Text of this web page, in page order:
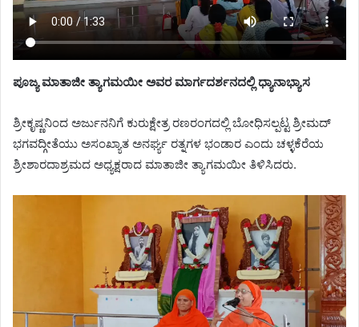
ಪೂಜ್ಯ ಮಾತಾಜೀ ತ್ಯಾಗಮಯೀ ಅವರ ಮಾರ್ಗದರ್ಶನದಲ್ಲಿ ಧ್ಯಾನಾಭ್ಯಾಸ
ಶ್ರೀಕೃಷ್ಣನಿಂದ ಅರ್ಜುನನಿಗೆ ಕುರುಕ್ಷೇತ್ರ ರಣರಂಗದಲ್ಲಿ ಬೋಧಿಸಲ್ಪಟ್ಟ ಶ್ರೀಮದ್
ಭಗವದ್ಗೀತೆಯು ಅಸಂಖ್ಯಾತ ಅನರ್ಘ್ಯ ರತ್ನಗಳ ಭಂಡಾರ ಎಂದು ಚಳ್ಳಕೆರೆಯ
ಶ್ರೀಶಾರದಾಶ್ರಮದ ಅಧ್ಯಕ್ಷರಾದ ಮಾತಾಜೀ ತ್ಯಾಗಮಯೀ ತಿಳಿಸಿದರು.